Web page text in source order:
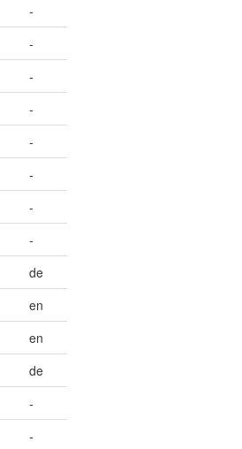
-
-
-
-
-
-
-
-
de
en
en
de
-
-